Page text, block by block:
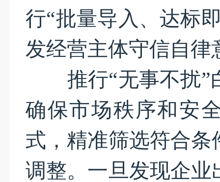
行“批量导入、达标
发经营主体守信自律
推行“无事不扰”
确保市场秩序和安
式，精准筛选符合
调整。一旦发现企